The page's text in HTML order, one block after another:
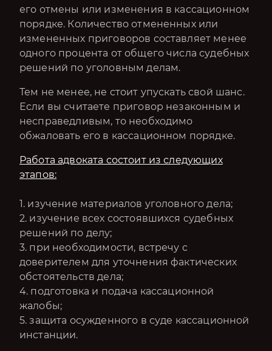
его отмены или изменения в кассационном
порядке. Количество отмененных или
измененных приговоров составляет менее
одного процента от общего числа судебных
решений по уголовным делам.
Тем не менее, не стоит упускать свой шанс.
Если вы считаете приговор незаконным и
несправедливым, то необходимо
обжаловать его в кассационном порядке.
Работа адвоката состоит из следующих
этапов:
1. изучение материалов уголовного дела;
2. изучение всех состоявшихся судебных
решений по делу;
3. при необходимости, встречу с
доверителем для уточнения фактических
обстоятельств дела;
4. подготовка и подача кассационной
жалобы;
5. защита осужденного в суде кассационной
инстанции.